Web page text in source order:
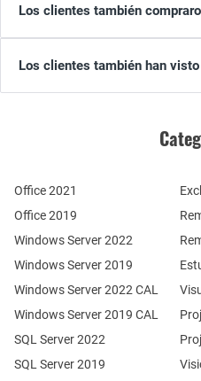
Los clientes también
Los clientes también han visto
Office 2021
Office 2019
Windows Server 2022
Windows Server 2019
SQL Server 2022
SQL Server 2019
Windows Server 2022 CAL
Windows Server 2019 CAL